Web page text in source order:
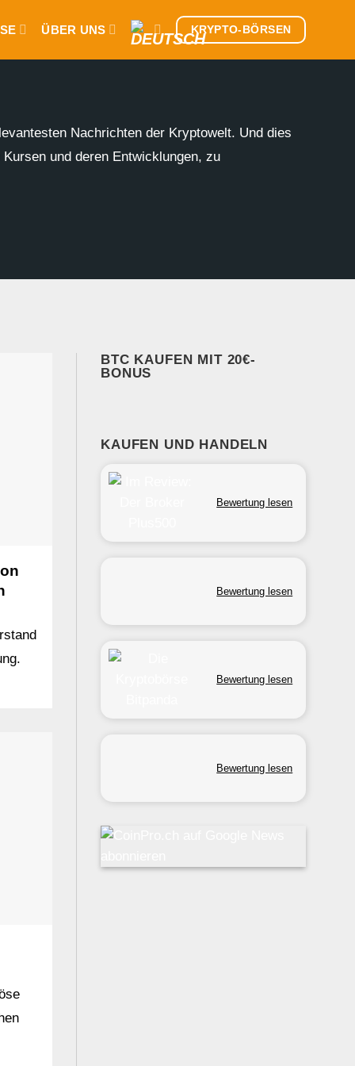
ÜBER UNS KRYPTO-BÖRSEN
Nachrichten der Kryptowelt. Und dies
und deren Entwicklungen, zu
BTC KAUFEN MIT 20€-
BONUS
KAUFEN UND HANDELN
Bewertung lesen
Bewertung lesen
Bewertung lesen
Bewertung lesen